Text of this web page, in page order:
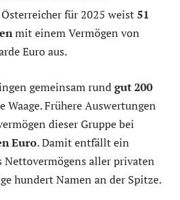
für 2025 weist51
mit einem Vermögen von
Euro aus.
gemeinsam rundgut 200
Waage. Frühere Auswertungen
dieser Gruppe bei
Euro. Damit entfällt ein
aller privaten
hundert Namen an der Spitze.